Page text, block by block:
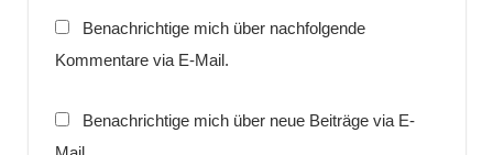
Benachrichtige mich über nachfolgende
Kommentare via E-Mail.
Benachrichtige mich über neue Beiträge via E-